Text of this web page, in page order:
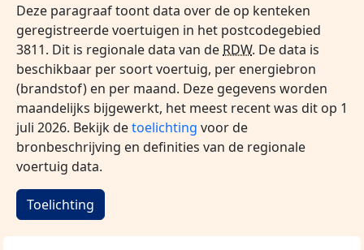
Deze paragraaf toont data over de op kenteken
geregistreerde voertuigen in het postcodegebied
3811. Dit is regionale data van de RDW. De data is
beschikbaar per soort voertuig, per energiebron
(brandstof) en per maand. Deze gegevens worden
maandelijks bijgewerkt, het meest recent was dit op 1
juli 2026. Bekijk detoelichting voor de
bronbeschrijving en definities van de regionale
voertuig data.
Toelichting